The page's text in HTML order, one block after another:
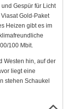
Gespür für Licht
Gold-Paket
Heizen gibt es im
100 Mbit.
Westen hin, auf der
liegt eine
stehen Schaukel